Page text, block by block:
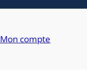
Mon compte